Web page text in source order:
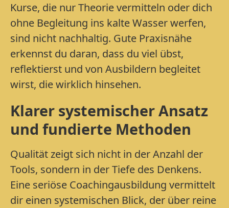
Kurse, die nur Theorie vermitteln oder dich
ohne Begleitung ins kalte Wasser werfen,
sind nicht nachhaltig. Gute Praxisnähe
erkennst du daran, dass du viel übst,
reflektierst und von Ausbildern begleitet
wirst, die wirklich hinsehen.
Klarer systemischer Ansatz
und fundierte Methoden
Qualität zeigt sich nicht in der Anzahl der
Tools, sondern in der Tiefe des Denkens.
Eine seriöse Coachingausbildung vermittelt
dir einen systemischen Blick, der über reine